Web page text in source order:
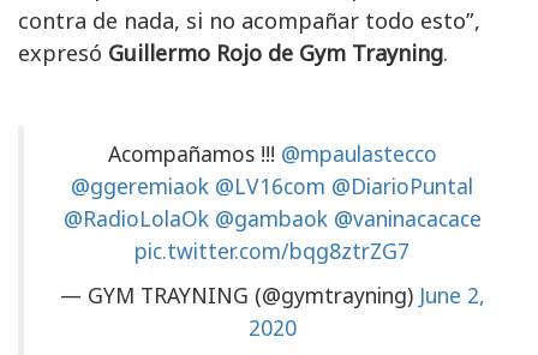
contra de nada, si no acompañar todo esto”,
expresó Guillermo Rojo de Gym Trayning.
Acompañamos !!! @mpaulastecco
@ggeremiaok @LV16com @DiarioPuntal
@RadioLolaOk @gambaok @vaninacacace
pic.twitter.com/bqg8ztrZG7
— GYM TRAYNING (@gymtrayning) June 2,
2020